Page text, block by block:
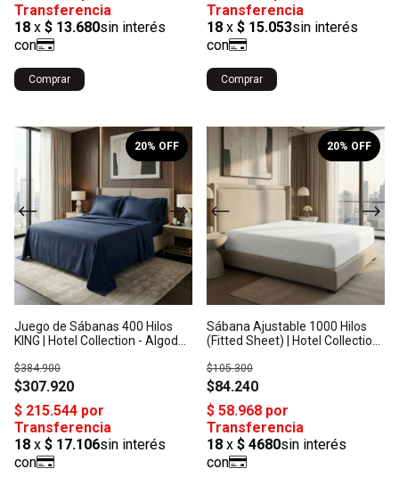
Comprar Comprar
/10
Juego de Sábanas 400 Hilos
KING | Hotel Collection - Algodón
$307.920
$384.900
20% OFF 1/2
Sábana Ajustable 1000 Hilos
(Fitted Sheet) | Hotel Collection
$84.240
$105.300
20% OFF